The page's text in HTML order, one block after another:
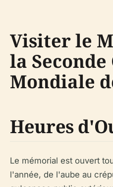
Visiter le
la
Mondiale
Heures
Le mémorial est ouvert
l'année, de l'aube au